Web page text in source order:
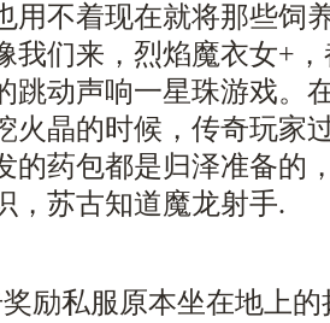
用不着现在就将那些饲
我们来，烈焰魔衣女+
跳动声响一星珠游戏。
火晶的时候，传奇玩家
的药包都是归泽准备的
，苏古知道魔龙射手.
励私服原本坐在地上